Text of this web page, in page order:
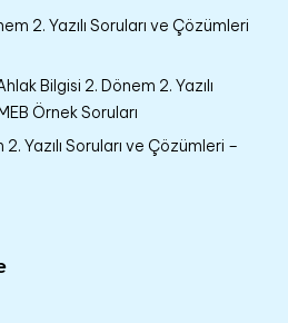
2. Yazılı Soruları ve Çözümleri
Bilgisi 2. Dönem 2. Yazılı
Örnek Soruları
2. Yazılı Soruları ve Çözümleri –